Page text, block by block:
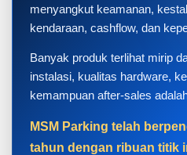
menyangkut keamanan,
kendaraan, cashflow, dan
Banyak produk terlihat mirip
instalasi, kualitas hardware,
kemampuan after-sales
MSM Parking telah
tahun dengan ribuan titik